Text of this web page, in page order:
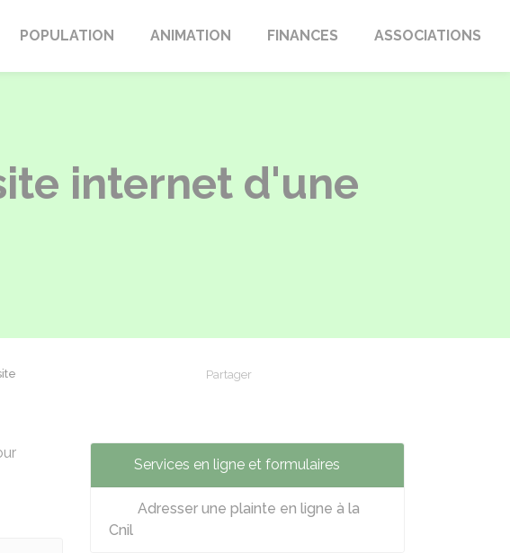
POPULATION ANIMATION FINANCES ASSOCIATIONS
internet d'une
Partager
Services en ligne et formulaires
Adresser une plainte en ligne à la
Cnil